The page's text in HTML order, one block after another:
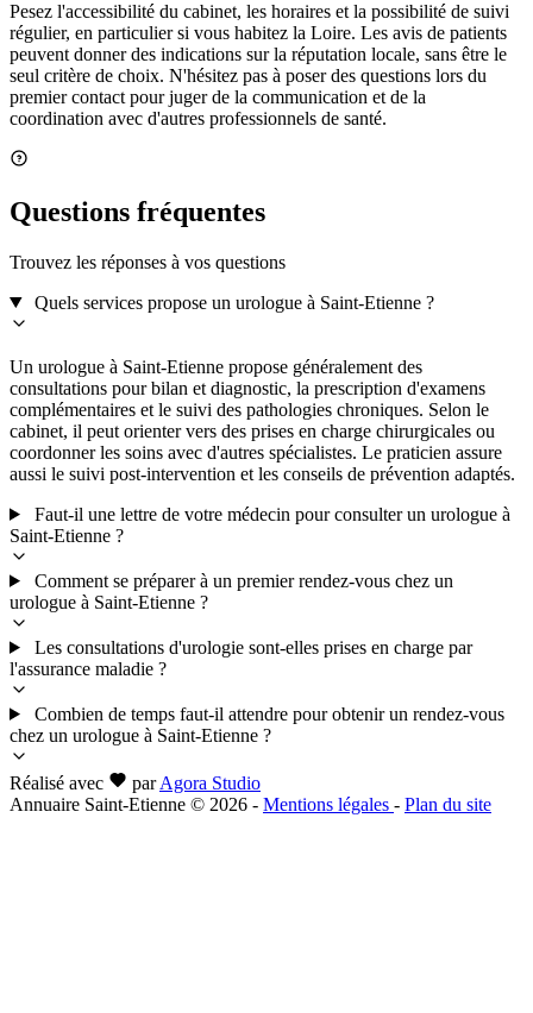
Pesez l'accessibilité du cabinet, les horaires et la possibilité de suivi
régulier, en particulier si vous habitez la Loire. Les avis de patients
peuvent donner des indications sur la réputation locale, sans être le
seul critère de choix. N'hésitez pas à poser des questions lors du
premier contact pour juger de la communication et de la
coordination avec d'autres professionnels de santé.
Questions fréquentes
Trouvez les réponses à vos questions
Quels services propose un urologue à Saint-Etienne ?
Un urologue à Saint-Etienne propose généralement des
consultations pour bilan et diagnostic, la prescription d'examens
complémentaires et le suivi des pathologies chroniques. Selon le
cabinet, il peut orienter vers des prises en charge chirurgicales ou
coordonner les soins avec d'autres spécialistes. Le praticien assure
aussi le suivi post-intervention et les conseils de prévention adaptés.
Faut-il une lettre de votre médecin pour consulter un urologue à
Saint-Etienne ?
Comment se préparer à un premier rendez-vous chez un
urologue à Saint-Etienne ?
Les consultations d'urologie sont-elles prises en charge par
l'assurance maladie ?
Combien de temps faut-il attendre pour obtenir un rendez-vous
chez un urologue à Saint-Etienne ?
Réalisé avec par Agora Studio
Annuaire Saint-Etienne © 2026 - Mentions légales - Plan du site